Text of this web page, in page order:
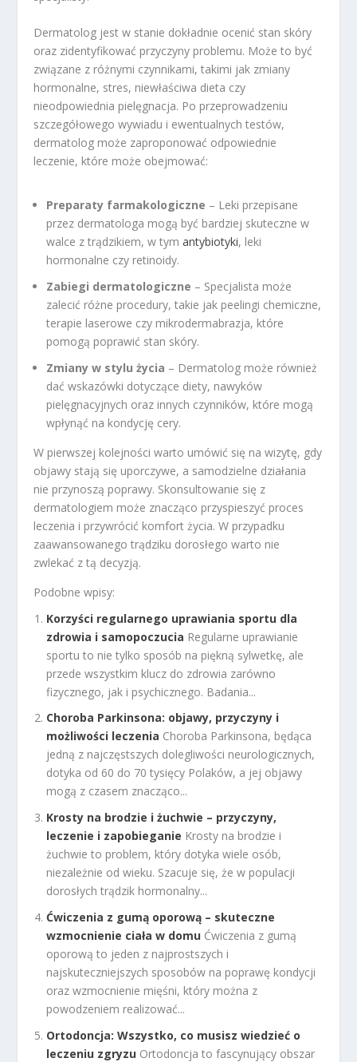
Dermatolog jest w stanie dokładnie ocenić stan skóry
oraz zidentyfikować przyczyny problemu. Może to być
związane z różnymi czynnikami, takimi jak zmiany
hormonalne, stres, niewłaściwa dieta czy
nieodpowiednia pielęgnacja. Po przeprowadzeniu
szczegółowego wywiadu i ewentualnych testów,
dermatolog może zaproponować odpowiednie
leczenie, które może obejmować:
Preparaty farmakologiczne – Leki przepisane
przez dermatologa mogą być bardziej skuteczne w
walce z trądzikiem, w tymantybiotyki, leki
hormonalne czy retinoidy.
Zabiegi dermatologiczne – Specjalista może
zalecić różne procedury, takie jak peelingi chemiczne,
terapie laserowe czy mikrodermabrazja, które
pomogą poprawić stan skóry.
Zmiany w stylu życia – Dermatolog może również
dać wskazówki dotyczące diety, nawyków
pielęgnacyjnych oraz innych czynników, które mogą
wpłynąć na kondycję cery.
W pierwszej kolejności warto umówić się na wizytę, gdy
objawy stają się uporczywe, a samodzielne działania
nie przynoszą poprawy. Skonsultowanie się z
dermatologiem może znacząco przyspieszyć proces
leczenia i przywrócić komfort życia. W przypadku
zaawansowanego trądziku dorosłego warto nie
zwlekać z tą decyzją.
Podobne wpisy:
Korzyści regularnego uprawiania sportu dla
zdrowia i samopoczucia Regularne uprawianie
sportu to nie tylko sposób na piękną sylwetkę, ale
przede wszystkim klucz do zdrowia zarówno
fizycznego, jak i psychicznego. Badania...
Choroba Parkinsona: objawy, przyczyny i
możliwości leczenia Choroba Parkinsona, będąca
jedną z najczęstszych dolegliwości neurologicznych,
dotyka od 60 do 70 tysięcy Polaków, a jej objawy
mogą z czasem znacząco...
Krosty na brodzie i żuchwie – przyczyny,
leczenie i zapobieganie Krosty na brodzie i
żuchwie to problem, który dotyka wiele osób,
niezależnie od wieku. Szacuje się, że w populacji
dorosłych trądzik hormonalny...
Ćwiczenia z gumą oporową – skuteczne
wzmocnienie ciała w domu Ćwiczenia z gumą
oporową to jeden z najprostszych i
najskuteczniejszych sposobów na poprawę kondycji
oraz wzmocnienie mięśni, który można z
powodzeniem realizować...
Ortodoncja: Wszystko, co musisz wiedzieć o
leczeniu zgryzu Ortodoncja to fascynujący obszar